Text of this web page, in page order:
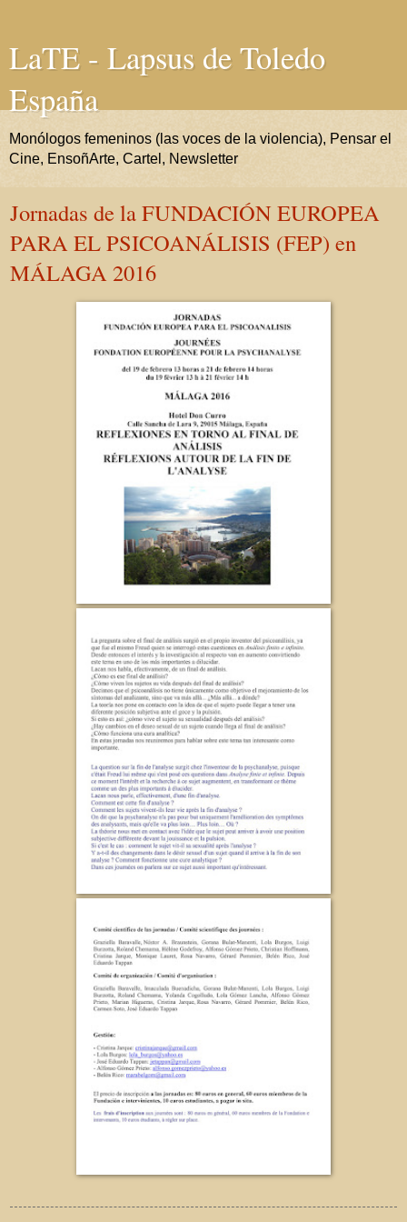
LaTE - Lapsus de Toledo
España
Monólogos femeninos (las voces de la violencia), Pensar el
Cine, EnsoñArte, Cartel, Newsletter
Jornadas de la FUNDACIÓN EUROPEA
PARA EL PSICOANÁLISIS (FEP) en
MÁLAGA 2016